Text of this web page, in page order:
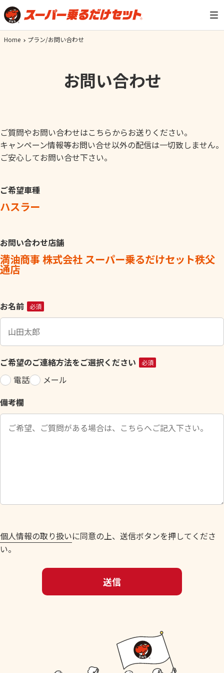
Home プラン/お問い合わせ
お問い合わせ
ご質問やお問い合わせはこちらからお送りください。
キャンペーン情報等お問い合せ以外の配信は一切致しません。
ご安心してお問い合せ下さい。
ご希望車種
ハスラー
お問い合わせ店舗
満油商事 株式会社 スーパー乗るだけセット秩父
通店
こ
の
ィ
ー
ル
ド
空
の
だ
い
。
お名前 必須
ご希望のご連絡方法をご選択ください 必須
電話
メール
備考欄
個人情報の取り扱いに同意の上、送信ボタンを押してくださ
い。